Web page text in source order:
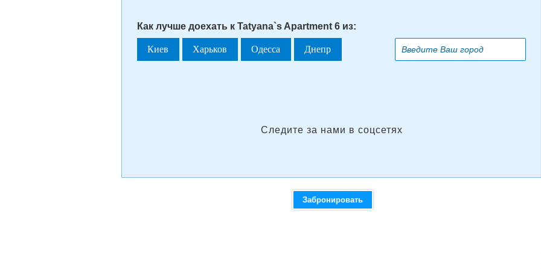
Как лучше доехать к Tatyana`s Apartment 6 из:
Киев Харьков Одесса Днепр
Следите за нами в соцсетях
Забронировать